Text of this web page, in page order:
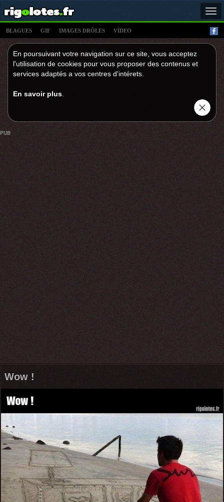
BLAGUES GIF IMAGES DRÔLES VÍDEO
En poursuivant votre navigation sur ce site, vous acceptez
l'utilisation de cookies pour vous proposer des contenus et
services adaptés a vos centres d'intérets.
En savoir plus
PUB
Wow !